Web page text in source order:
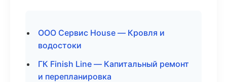
ООО Сервис House — Кровля и
водостоки
ГК Finish Line — Капитальный ремонт
и перепланировка